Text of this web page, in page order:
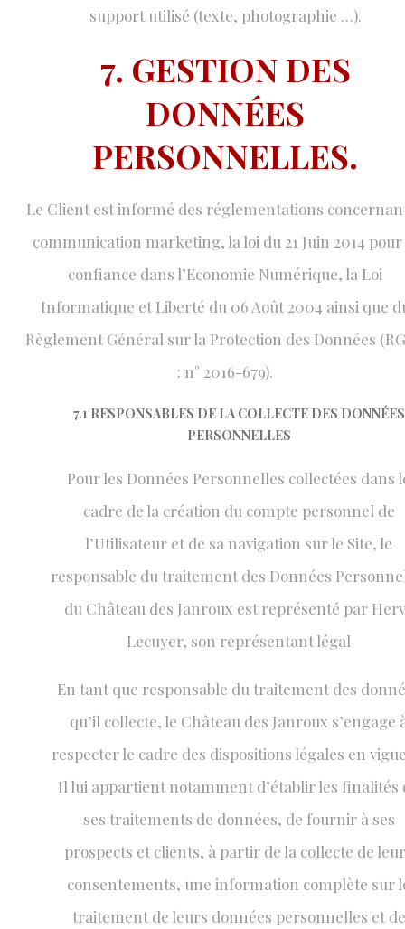
support utilisé (texte, photographie …).
7. GESTION DES
DONNÉES
PERSONNELLES.
Le Client est informé des réglementations
communication marketing, la loi du 21 Juin 2014 pour
confiance dans l’Economie Numérique, la Loi
Informatique et Liberté du 06 Août 2004 ainsi que
Règlement Général sur la Protection des Données
: n° 2016-679).
7.1 RESPONSABLES DE LA COLLECTE DES DONNÉES
PERSONNELLES
Pour les Données Personnelles collectées dans
cadre de la création du compte personnel de
l’Utilisateur et de sa navigation sur le Site, le
responsable du traitement des Données
du Château des Janroux est représenté par
Lecuyer, son représentant légal
En tant que responsable du traitement des
qu’il collecte, le Château des Janroux s’engage
respecter le cadre des dispositions légales en
Il lui appartient notamment d’établir les finalités
ses traitements de données, de fournir à ses
prospects et clients, à partir de la collecte de
consentements, une information complète sur
traitement de leurs données personnelles et de